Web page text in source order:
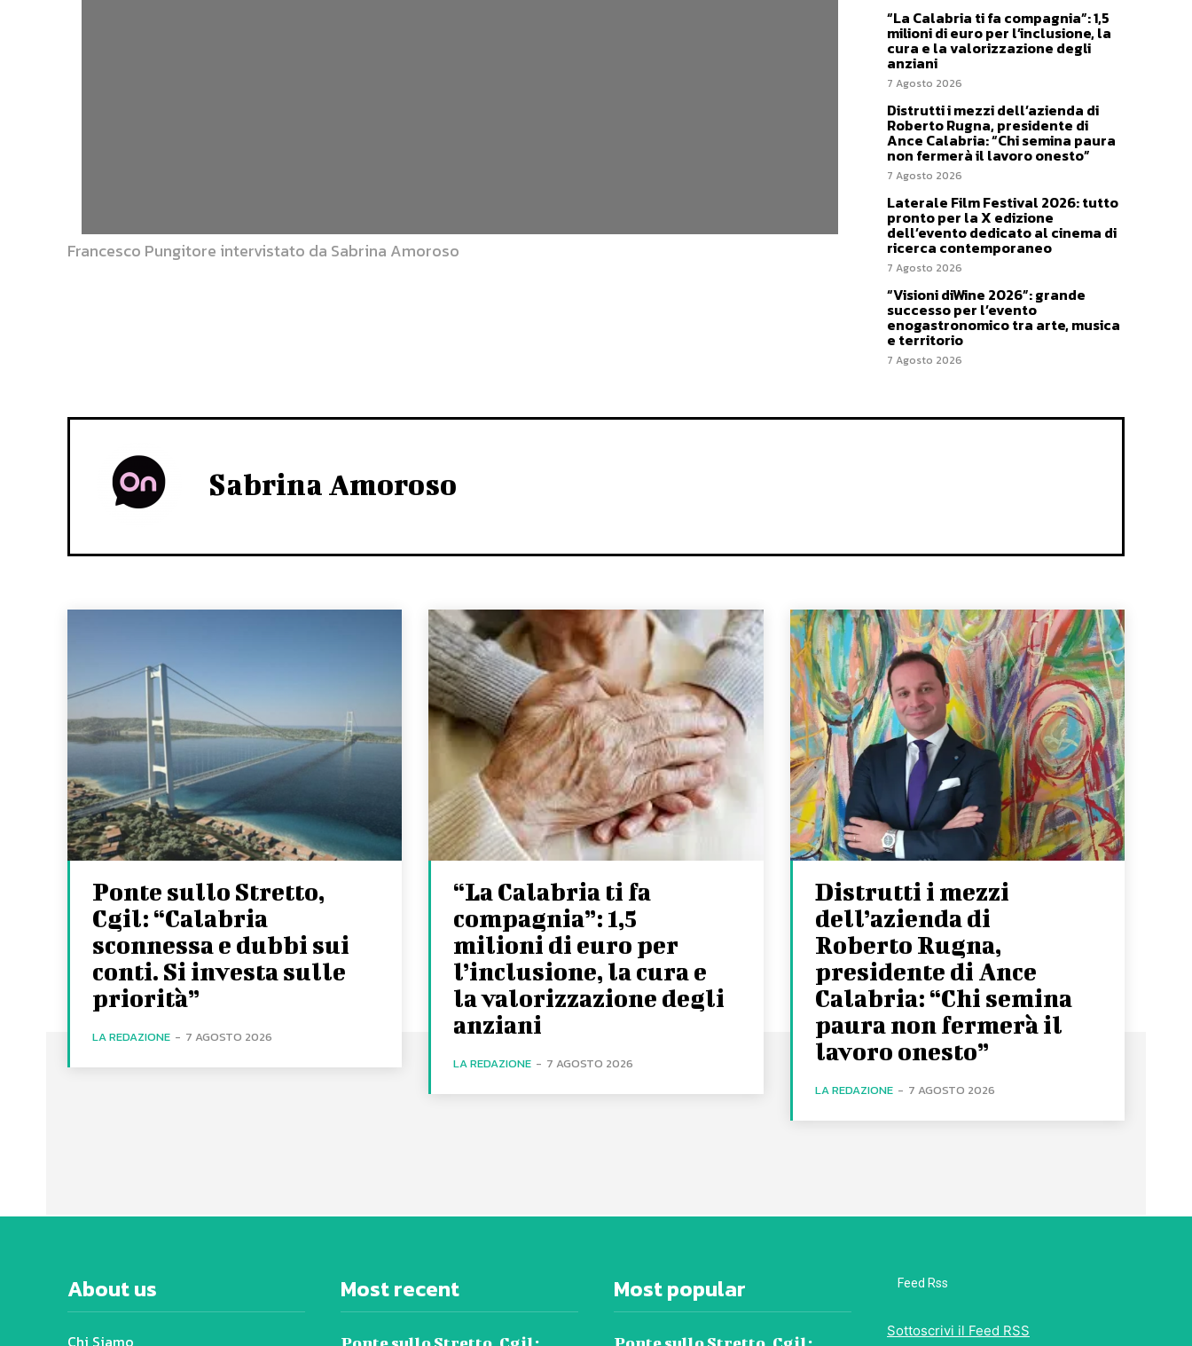
Francesco Pungitore intervistato da Sabrina Amoroso
“La Calabria ti fa compagnia”: 1,5
milioni di euro per l’inclusione, la
cura e la valorizzazione degli
anziani
7 Agosto 2026
Distrutti i mezzi dell’azienda di
Roberto Rugna, presidente di
Ance Calabria: “Chi semina paura
non fermerà il lavoro onesto”
7 Agosto 2026
Laterale Film Festival 2026: tutto
pronto per la X edizione
dell’evento dedicato al cinema di
ricerca contemporaneo
7 Agosto 2026
“Visioni diWine 2026”: grande
successo per l’evento
enogastronomico tra arte, musica
e territorio
7 Agosto 2026
Sabrina Amoroso
Ponte sullo Stretto,
Cgil: “Calabria
sconnessa e dubbi sui
conti. Si investa sulle
priorità”
LA REDAZIONE - 7 AGOSTO 2026
“La Calabria ti fa
compagnia”: 1,5
milioni di euro per
l’inclusione, la cura e
la valorizzazione degli
anziani
LA REDAZIONE - 7 AGOSTO 2026
Distrutti i mezzi
dell’azienda di
Roberto Rugna,
presidente di Ance
Calabria: “Chi semina
paura non fermerà il
lavoro onesto”
LA REDAZIONE - 7 AGOSTO 2026
About us
Chi Siamo
Most recent Most popular Feed Rss
Sottoscrivi il Feed RSS